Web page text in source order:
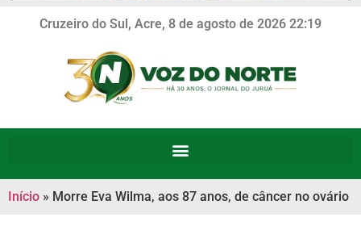
Cruzeiro do Sul, Acre, 8 de agosto de 2026 22:19
Início » Morre Eva Wilma, aos 87 anos, de câncer no ovário